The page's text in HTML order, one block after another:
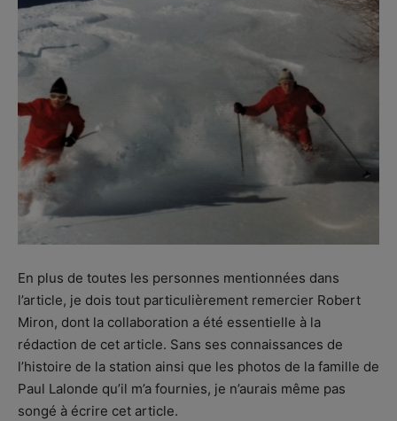
En plus de toutes les personnes mentionnées dans
l’article, je dois tout particulièrement remercier Robert
Miron, dont la collaboration a été essentielle à la
rédaction de cet article. Sans ses connaissances de
l’histoire de la station ainsi que les photos de la famille de
Paul Lalonde qu’il m’a fournies, je n’aurais même pas
songé à écrire cet article.